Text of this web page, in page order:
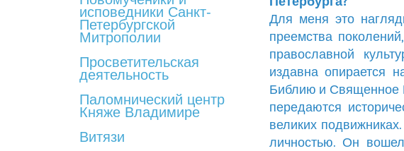
исповедники Санкт-
Петербургской
Митрополии
Просветительская
деятельность
Паломнический центр
Княже Владимире
Витязи
Для меня это
преемства
православной
издавна опирается
Библию и Священное
передаются
великих
личностью. Он